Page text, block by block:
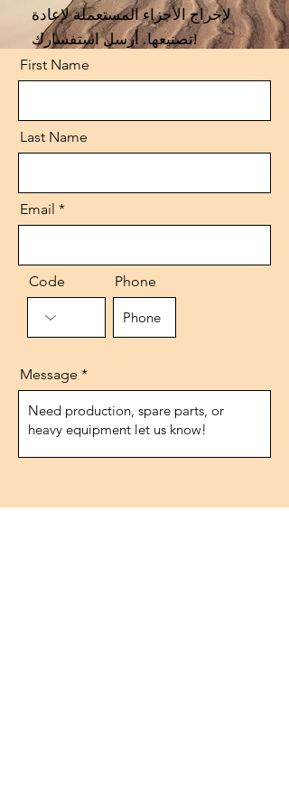
لإخراج الأجزاء المستعملة لإعادة
تصنيعها. أرسل استفسارك!
First Name
Last Name
Email
Code Phone
Message